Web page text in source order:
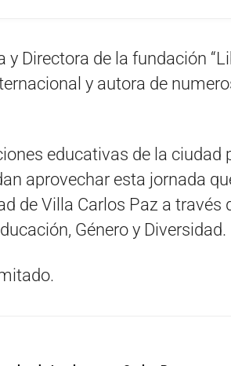
Directora de la fundación
y autora de
educativas de la ciudad
aprovechar esta jornada
de Villa Carlos Paz a través
Género y Diversidad.